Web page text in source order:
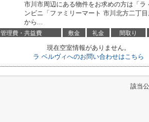
市川市周辺にある物件をお求めの方は「
ンビニ「ファミリーマート 市川北方二丁
から...
管理費・共益費 敷金 礼金 間取り
現在空室情報がありません。
ラ ベルヴィへのお問い合わせはこちら
該当